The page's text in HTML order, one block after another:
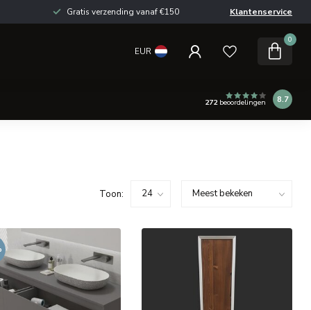
Gratis verzending vanaf €150 Klantenservice
EUR
0
272beoordelingen 8.7
Toon: